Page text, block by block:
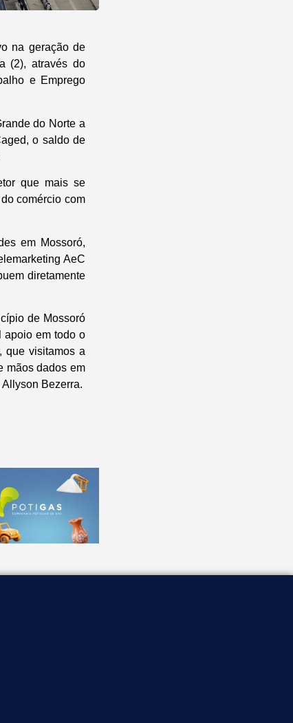
na geração de
(2), através do
e Emprego
do Norte a
o saldo de
que mais se
comércio com
em Mossoró,
AeC
diretamente
de Mossoró
apoio em todo o
que visitamos a
mãos dados em
Bezerra.